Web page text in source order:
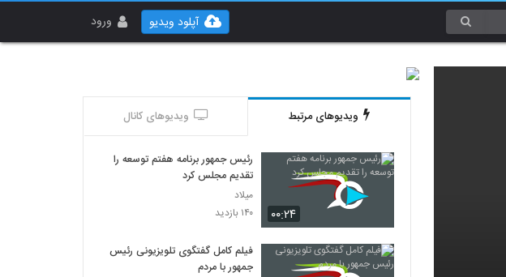
ورود آپلود ویدیو
ویدیوهای مرتبط ویدیوهای کانال
۰۰:۲۴
رئیس جمهور برنامه هفتم توسعه را
تقدیم مجلس کرد
میلاد
۱۴۰ بازدید
فیلم کامل گفتگوی تلویزیونی رئیس
جمهور با مردم